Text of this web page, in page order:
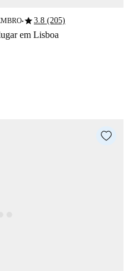
■star3.8 (205)
em Lisboa